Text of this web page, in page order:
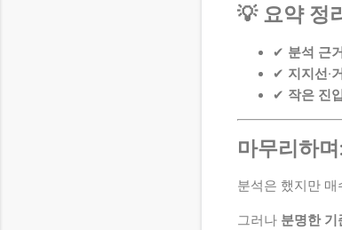
💡 요약 정
✔ 분석 근
✔ 지지선·
✔ 작은 진
마무리하
분석은 했지만 매
그러나 분명한 기